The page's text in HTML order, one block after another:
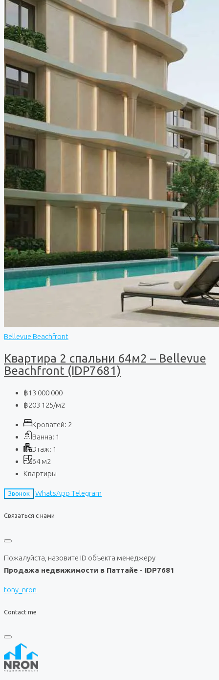
Bellevue Beachfront
Квартира 2 спальни 64м2 – Bellevue
Beachfront (IDP7681)
฿13 000 000
฿203 125/м2
Кроватей: 2
Ванна: 1
Этаж: 1
64 м2
Квартиры
Звонок WhatsApp Telegram
Связаться с нами
Пожалуйста, назовите ID объекта менеджеру
Продажа недвижимости в Паттайе - IDP7681
tony_nron
Contact me